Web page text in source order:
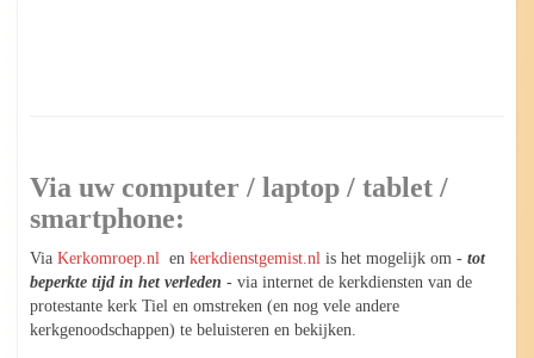
Via uw computer / laptop / tablet /
smartphone:
ViaKerkomroep.nl enkerkdienstgemist.nl is het mogelijk om -tot
beperkte tijd in het verleden - via internet de kerkdiensten van de
protestante kerk Tiel en omstreken (en nog vele andere
kerkgenoodschappen) te beluisteren en bekijken.